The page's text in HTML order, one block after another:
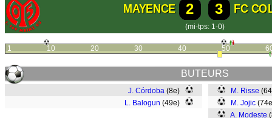
MAYENCE 2 3 FC
(mi-tps: 1-0)
1 10 20 30 40 50
BUTEURS
J. Córdoba (8e)
L. Balogun (49e)
M. Risse
M. Jojic
A. Modeste